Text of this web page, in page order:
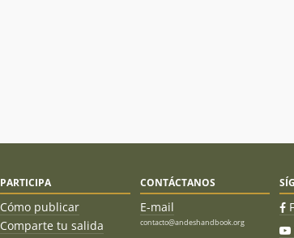
PARTICIPA
Cómo publicar
Comparte tu salida
CONTÁCTANOS
E-mail
contacto@andeshandbook.org